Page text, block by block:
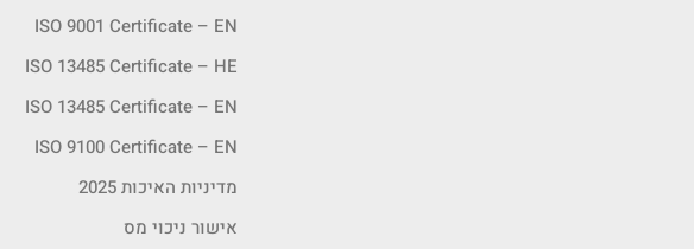
ISO 9001 Certificate – EN
ISO 13485 Certificate – HE
ISO 13485 Certificate – EN
ISO 9100 Certificate – EN
מדיניות האיכות 2025
אישור ניכוי מס